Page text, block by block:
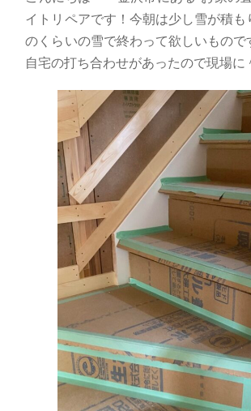
イトリペアです！今朝は少し雪が積も
のくらいの雪で終わって欲しいもので
自宅の打ち合わせがあったので現場に